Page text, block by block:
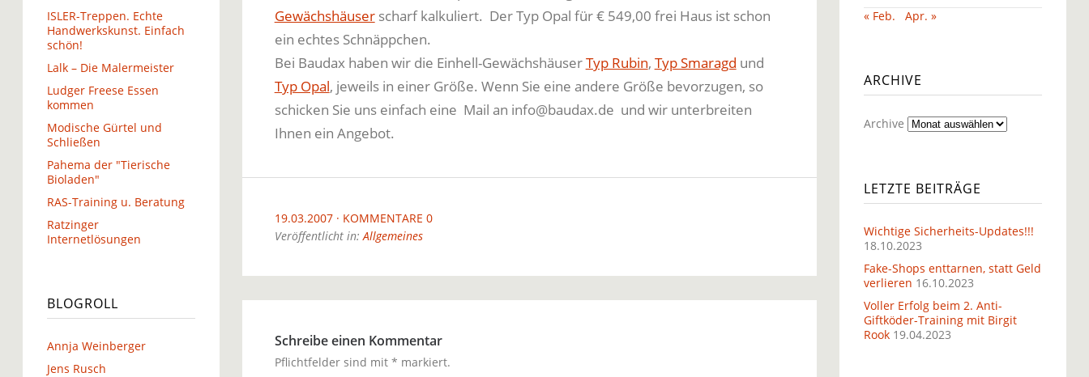
ISLER-Treppen. Echte
Handwerkskunst. Einfach
schön!
Lalk – Die Malermeister
Ludger Freese Essen
kommen
Modische Gürtel und
Schließen
Pahema der "Tierische
Bioladen"
RAS-Training u. Beratung
Ratzinger
Internetlösungen
BLOGROLL
Annja Weinberger
Jens Rusch
Gewächshäuserscharf kalkuliert. Der Typ Opal für € 549,00 frei Haus ist schon
ein echtes Schnäppchen.
Bei Baudax haben wir die Einhell-GewächshäuserTyp Rubin, Typ Smaragd und
Typ Opal, jeweils in einer Größe. Wenn Sie eine andere Größe bevorzugen, so
schicken Sie uns einfach eine Mail an info@baudax.de und wir unterbreiten
Ihnen ein Angebot.
19.03.2007
KOMMENTARE 0
Veröffentlicht in:Allgemeines
Schreibe einen Kommentar
Pflichtfelder sind mit * markiert.
« Feb.
Apr. »
ARCHIVE
Archive
LETZTE BEITRÄGE
Wichtige Sicherheits-Updates!!!
18.10.2023
Fake-Shops enttarnen, statt Geld
verlieren 16.10.2023
Voller Erfolg beim 2. Anti-
Giftköder-Training mit Birgit
Rook 19.04.2023